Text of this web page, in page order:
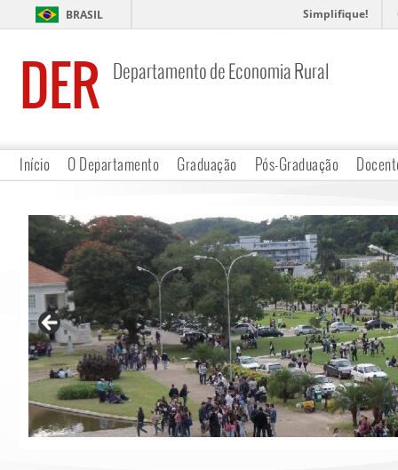
BRASIL Simplifique!
DER Departamento de Economia Rural
Início O Departamento Graduação Pós-Graduação